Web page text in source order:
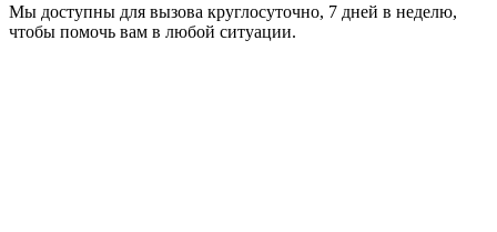
Мы доступны для вызова круглосуточно, 7 дней в неделю,
чтобы помочь вам в любой ситуации.